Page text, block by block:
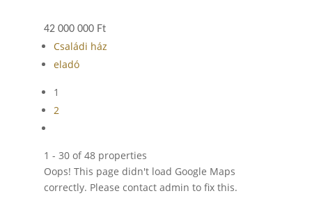
42 000 000 Ft
Családi ház
eladó
1
2
1 - 30 of 48 properties
Oops! This page didn't load Google Maps
correctly. Please contact admin to fix this.